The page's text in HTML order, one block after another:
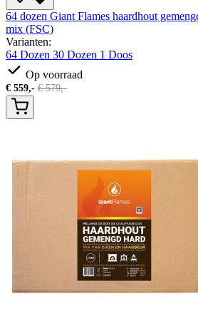
64 dozen Giant Flames haardhout
mix (FSC)
Varianten:
64 Dozen 30 Dozen 1 Doos
Op voorraad
€ 559,- €579,-